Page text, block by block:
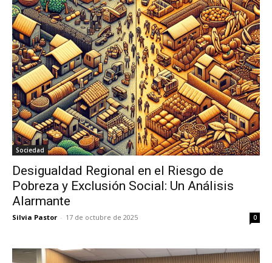
Sociedad
Desigualdad Regional en el Riesgo de
Pobreza y Exclusión Social: Un Análisis
Alarmante
Silvia Pastor - 17 de octubre de 2025 0